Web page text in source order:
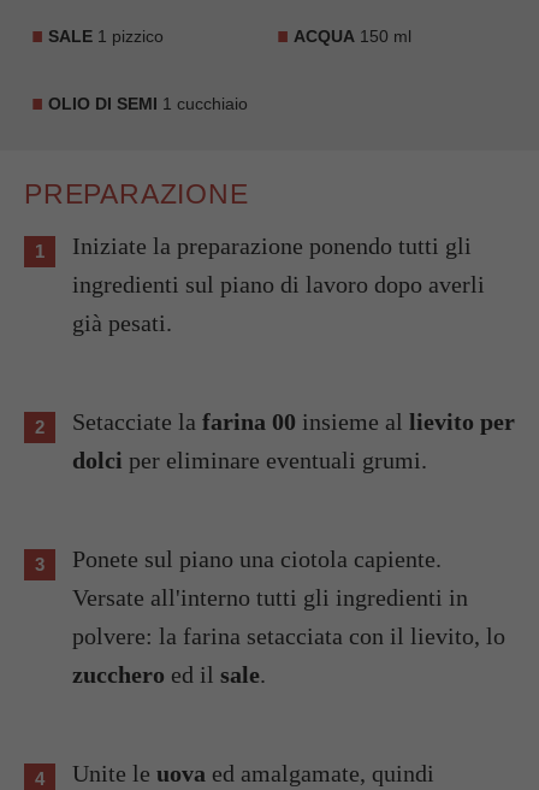
SALE 1 pizzico ACQUA 150 ml
OLIO DI SEMI 1 cucchiaio
PREPARAZIONE
Iniziate la preparazione ponendo tutti gli
ingredienti sul piano di lavoro dopo averli
già pesati.
Setacciate la farina 00 insieme al lievito per
dolci per eliminare eventuali grumi.
Ponete sul piano una ciotola capiente.
Versate all'interno tutti gli ingredienti in
polvere: la farina setacciata con il lievito, lo
zucchero ed il sale.
Unite le uova ed amalgamate, quindi